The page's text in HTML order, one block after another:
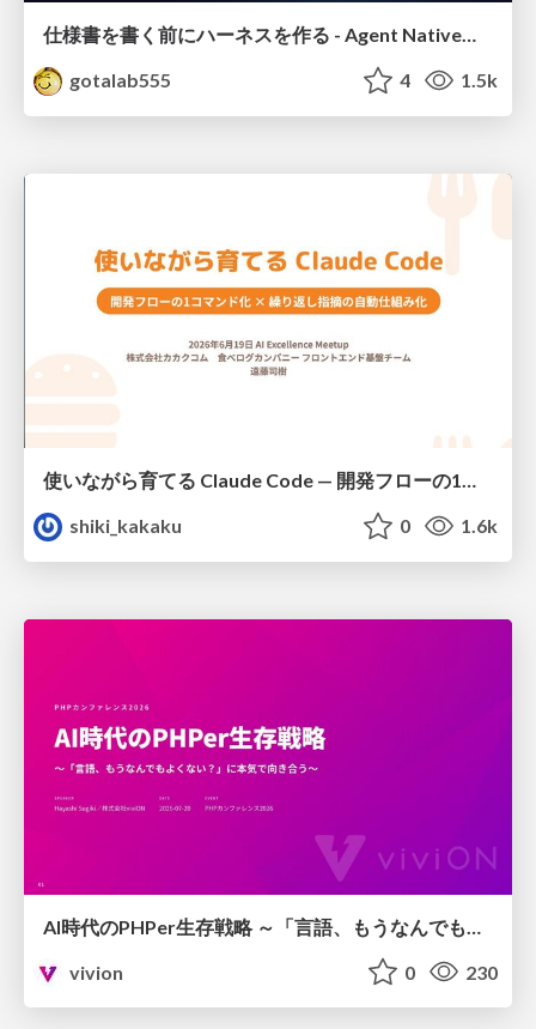
gotalab555
4 1.5k
使いながら育てる Claude Code — 開発フローの1コマンド化 × 繰り返し指摘の自動仕組み化
shiki_kakaku
0 1.6k
vivion
0 230